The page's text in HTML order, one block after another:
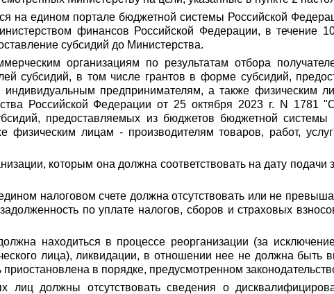
на едином портале бюджетной системы Российской
финансов Российской Федерации, в течение
субсидий до Министерства.
организациям по результатам отбора
субсидий, в том числе грантов в форме субсидий,
предпринимателям, а также физическим
Российской Федерации от 25 октября 2023 г. N 1781
предоставляемых из бюджетов бюджетной
физическим лицам - производителям товаров, работ,
которым она должна соответствовать на дату подачи
налоговом счете должна отсутствовать или не
по уплате налогов, сборов и страховых
находиться в процессе реорганизации (за
лица), ликвидации, в отношении нее не должна быть
в порядке, предусмотренном
лиц должны отсутствовать сведения о